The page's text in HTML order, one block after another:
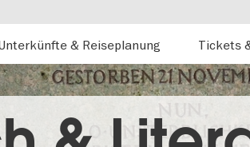
& Reiseplanung Tickets